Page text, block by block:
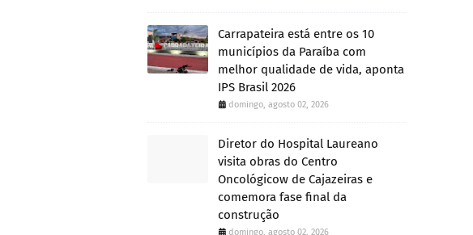
Carrapateira está entre os 10
municípios da Paraíba com
melhor qualidade de vida, aponta
IPS Brasil 2026
domingo, agosto 02, 2026
Diretor do Hospital Laureano
visita obras do Centro
Oncológicow de Cajazeiras e
comemora fase final da
construção
domingo, agosto 02, 2026